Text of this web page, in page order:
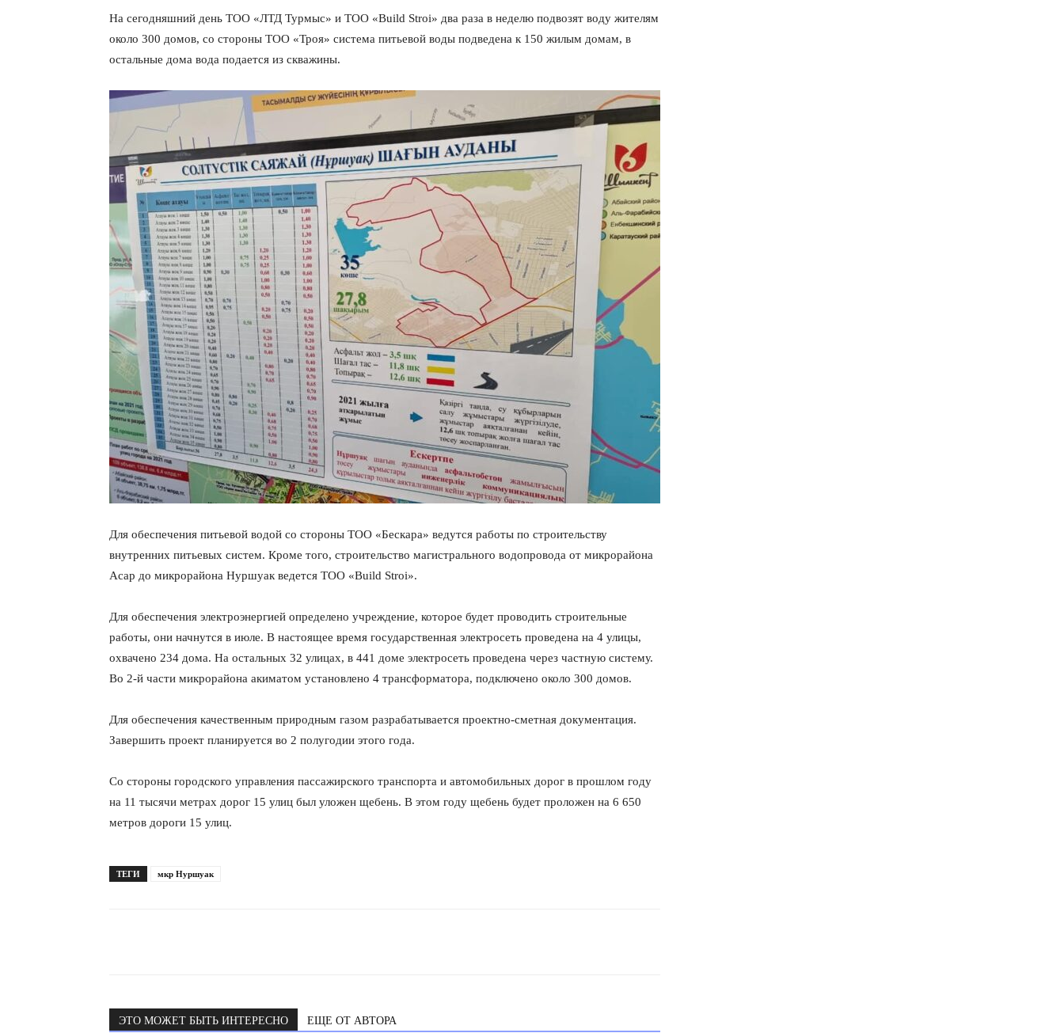
На сегодняшний день ТОО «ЛТД Турмыс» и ТОО «Build Stroi» два раза в неделю подвозят воду жителям
около 300 домов, со стороны ТОО «Троя» система питьевой воды подведена к 150 жилым домам, в
остальные дома вода подается из скважины.
Для обеспечения питьевой водой со стороны ТОО «Бескара» ведутся работы по строительству
внутренних питьевых систем. Кроме того, строительство магистрального водопровода от микрорайона
Асар до микрорайона Нуршуак ведется ТОО «Build Stroi».
Для обеспечения электроэнергией определено учреждение, которое будет проводить строительные
работы, они начнутся в июле. В настоящее время государственная электросеть проведена на 4 улицы,
охвачено 234 дома. На остальных 32 улицах, в 441 доме электросеть проведена через частную систему.
Во 2-й части микрорайона акиматом установлено 4 трансформатора, подключено около 300 домов.
Для обеспечения качественным природным газом разрабатывается проектно-сметная документация.
Завершить проект планируется во 2 полугодии этого года.
Со стороны городского управления пассажирского транспорта и автомобильных дорог в прошлом году
на 11 тысячи метрах дорог 15 улиц был уложен щебень. В этом году щебень будет проложен на 6 650
метров дороги 15 улиц.
ТЕГИ мкр Нуршуак
ЭТО МОЖЕТ БЫТЬ ИНТЕРЕСНО ЕЩЕ ОТ АВТОРА